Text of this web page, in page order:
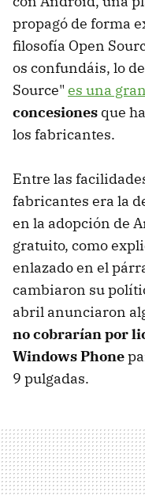
propagó de forma
filosofía Open
os confundáis, lo
Source" es una
concesiones que
los fabricantes.
Entre las
fabricantes era la
en la adopción de
gratuito, como
enlazado en el
cambiaron su
abril anunciaron
no cobrarían por
Windows Phone
9 pulgadas.